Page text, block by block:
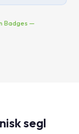
Badges —
segl